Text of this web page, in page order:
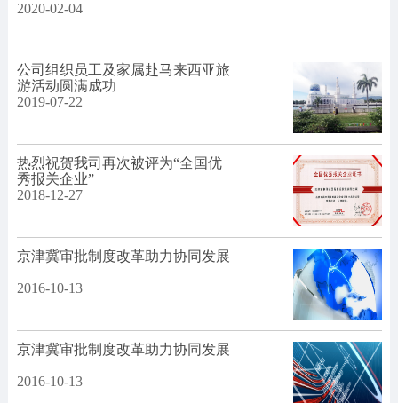
2020-02-04
公司组织员工及家属赴马来西亚旅
游活动圆满成功
2019-07-22
热烈祝贺我司再次被评为“全国优
秀报关企业”
2018-12-27
京津冀审批制度改革助力协同发展
2016-10-13
京津冀审批制度改革助力协同发展
2016-10-13